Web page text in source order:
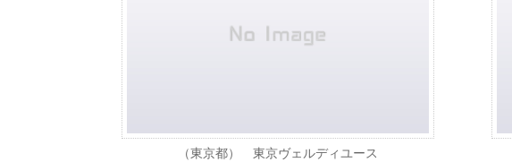
（東京都） 東京ヴェルディユース